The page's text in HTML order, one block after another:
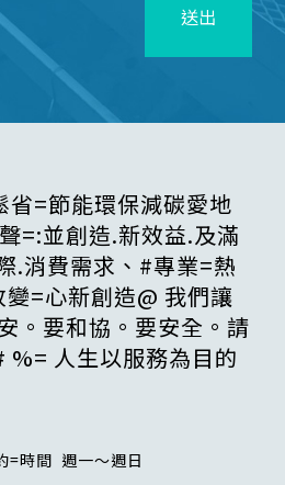
送出
省=節能環保減碳愛地
=:並創造.新效益.及滿
.消費需求、#專業=熱
=心新創造@ 我們讓
。要和協。要安全。請
%= 人生以服務為目的
=時間 週一～週日